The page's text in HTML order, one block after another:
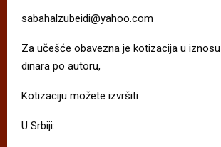
sabahalzubeidi@yahoo.com
Za učešće obavezna je kotizacija u
dinara po autoru,
Kotizaciju možete izvršiti
U Srbiji: